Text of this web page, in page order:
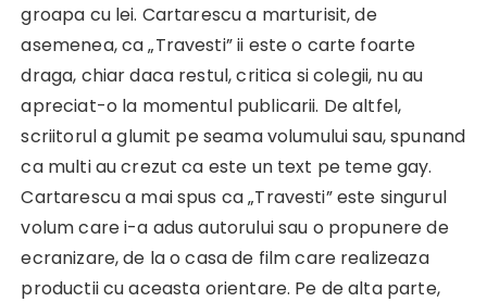
groapa cu lei. Cartarescu a marturisit, de
asemenea, ca „Travesti” ii este o carte foarte
draga, chiar daca restul, critica si colegii, nu au
apreciat-o la momentul publicarii. De altfel,
scriitorul a glumit pe seama volumului sau, spunand
ca multi au crezut ca este un text pe teme gay.
Cartarescu a mai spus ca „Travesti” este singurul
volum care i-a adus autorului sau o propunere de
ecranizare, de la o casa de film care realizeaza
productii cu aceasta orientare. Pe de alta parte,